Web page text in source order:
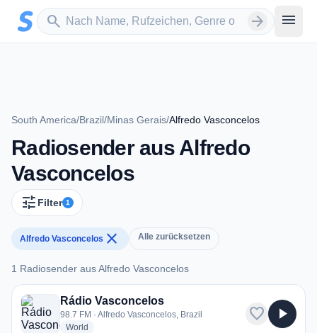
Zum Hauptinhalt springen
search
Sender suchen arrow_forward menu
South America/Brazil/Minas Gerais/Alfredo Vasconcelos
Radiosender aus Alfredo
Vasconcelos
tune Filter 1
Alfredo Vasconcelos close Alle zurücksetzen
1 Radiosender aus Alfredo Vasconcelos
1 Radiosender aus Alfredo Vasconcelos
Rádio Vasconcelos
98.7 FM · Alfredo Vasconcelos, Brazil
World
favorite play_arrow